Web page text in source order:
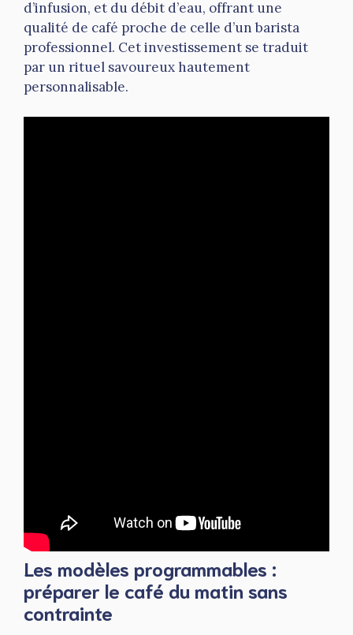
d’infusion, et du débit d’eau, offrant une
qualité de café proche de celle d’un barista
professionnel. Cet investissement se traduit
par un rituel savoureux hautement
personnalisable.
Les modèles programmables :
préparer le café du matin sans
contrainte